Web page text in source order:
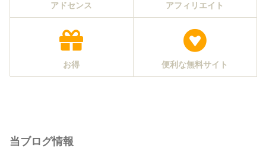
アドセンス アフィリエイト
お得 便利な無料サイト
当ブログ情報